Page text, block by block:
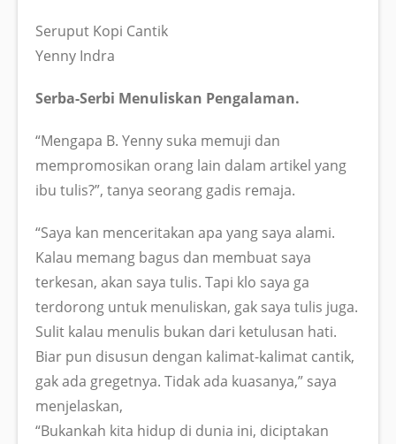
Seruput Kopi Cantik
Yenny Indra
Serba-Serbi Menuliskan Pengalaman.
“Mengapa B. Yenny suka memuji dan
mempromosikan orang lain dalam artikel yang
ibu tulis?”, tanya seorang gadis remaja.
“Saya kan menceritakan apa yang saya alami.
Kalau memang bagus dan membuat saya
terkesan, akan saya tulis. Tapi klo saya ga
terdorong untuk menuliskan, gak saya tulis juga.
Sulit kalau menulis bukan dari ketulusan hati.
Biar pun disusun dengan kalimat-kalimat cantik,
gak ada gregetnya. Tidak ada kuasanya,” saya
menjelaskan,
“Bukankah kita hidup di dunia ini, diciptakan